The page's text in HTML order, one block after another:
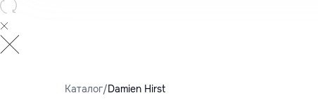
Каталог/Damien Hirst